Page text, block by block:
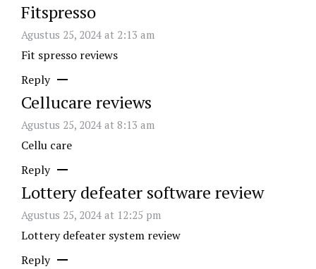
Fitspresso
Agustus 25, 2024 at 2:13 am
Fit spresso reviews
Reply
Cellucare reviews
Agustus 25, 2024 at 8:13 am
Cellu care
Reply
Lottery defeater software review
Agustus 25, 2024 at 12:25 pm
Lottery defeater system review
Reply